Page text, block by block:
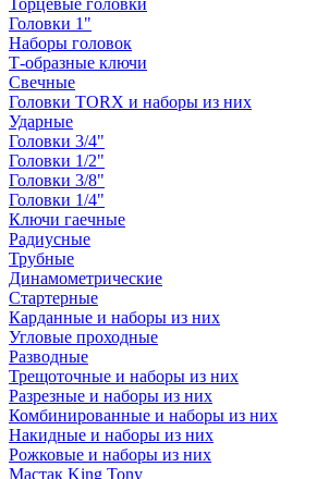
Торцевые головки
Головки 1"
Наборы головок
Т-образные ключи
Свечные
Головки TORX и наборы из них
Ударные
Головки 3/4"
Головки 1/2"
Головки 3/8"
Головки 1/4"
Ключи гаечные
Радиусные
Трубные
Динамометрические
Стартерные
Карданные и наборы из них
Угловые проходные
Разводные
Трещоточные и наборы из них
Разрезные и наборы из них
Комбинированные и наборы из них
Накидные и наборы из них
Рожковые и наборы из них
Мастак King Tony